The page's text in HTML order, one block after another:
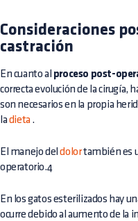
Consideraciones
castración
En cuanto al proceso post-
correcta evolución de la cirugía,
son necesarios en la propia
la dieta .
El manejo deldolortambién es
operatorio.4
En los gatos esterilizados hay
ocurre debido al aumento de la